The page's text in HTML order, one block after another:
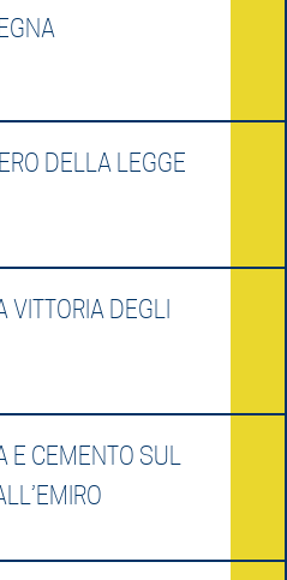
DELLA LEGGE
VITTORIA DEGLI
E CEMENTO SUL